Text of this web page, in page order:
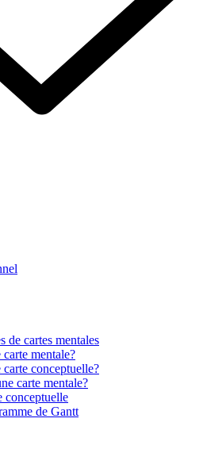
de cartes mentales
mentale?
conceptuelle?
carte mentale?
conceptuelle
de Gantt